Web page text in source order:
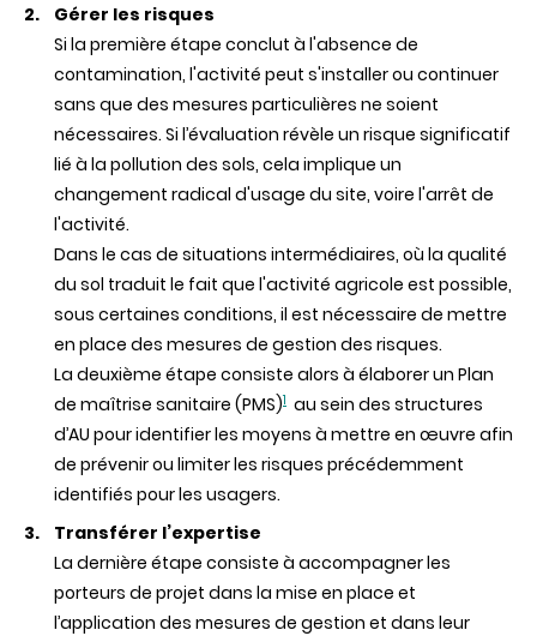
Gérer les risques
Si la première étape conclut à l'absence de
contamination, l'activité peut s'installer ou continuer
sans que des mesures particulières ne soient
nécessaires. Si l’évaluation révèle un risque significatif
lié à la pollution des sols, cela implique un
changement radical d'usage du site, voire l'arrêt de
l'activité.
Dans le cas de situations intermédiaires, où la qualité
du sol traduit le fait que l'activité agricole est possible,
sous certaines conditions, il est nécessaire de mettre
en place des mesures de gestion des risques.
La deuxième étape consiste alors à élaborer un Plan
de maîtrise sanitaire (PMS)1 au sein des structures
d’AU pour identifier les moyens à mettre en œuvre afin
de prévenir ou limiter les risques précédemment
identifiés pour les usagers.
Transférer l’expertise
La dernière étape consiste à accompagner les
porteurs de projet dans la mise en place et
l’application des mesures de gestion et dans leur